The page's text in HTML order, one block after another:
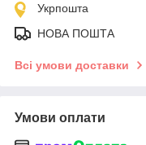
Укрпошта
НОВА ПОШТА
Всі умови доставки
Умови оплати